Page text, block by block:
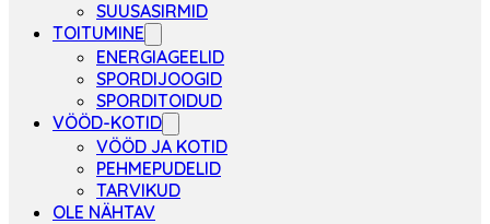
SUUSASIRMID
TOITUMINE
ENERGIAGEELID
SPORDIJOOGID
SPORDITOIDUD
VÖÖD-KOTID
VÖÖD JA KOTID
PEHMEPUDELID
TARVIKUD
OLE NÄHTAV